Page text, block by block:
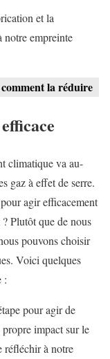
et la
notre empreinte
la réduire
climatique va au-
gaz à effet de serre.
agir efficacement
Plutôt que de nous
pouvons choisir
Voici quelques
:
pour agir de
impact sur le
réfléchir à notre